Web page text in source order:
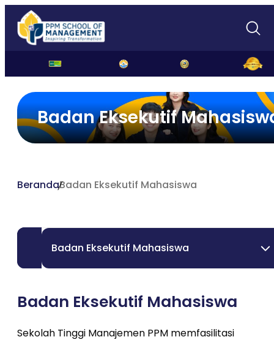
Badan Eksekutif
BerandaBadan Eksekutif Mahasiswa
Badan Eksekutif Mahasiswa
Badan Eksekutif Mahasiswa
Sekolah Tinggi Manajemen PPM memfasilitasi